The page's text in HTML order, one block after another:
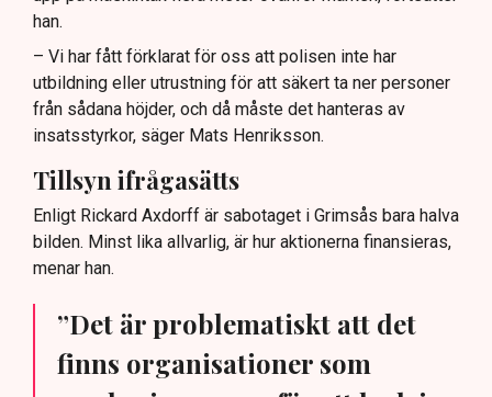
han.
– Vi har fått förklarat för oss att polisen inte har
utbildning eller utrustning för att säkert ta ner personer
från sådana höjder, och då måste det hanteras av
insatsstyrkor, säger Mats Henriksson.
Tillsyn ifrågasätts
Enligt Rickard Axdorff är sabotaget i Grimsås bara halva
bilden. Minst lika allvarlig, är hur aktionerna finansieras,
menar han.
”Det är problematiskt att det
finns organisationer som